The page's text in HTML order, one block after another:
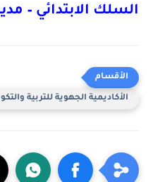
السلك الابتدائي –
الأكاديمية الجهوية للتربية